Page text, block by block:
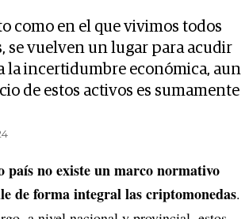
como en el que vivimos todos
se vuelven un lugar para acudir
la incertidumbre económica, aun
de estos activos es sumamente
país no existe un marco normativo
de forma integral las criptomonedas.